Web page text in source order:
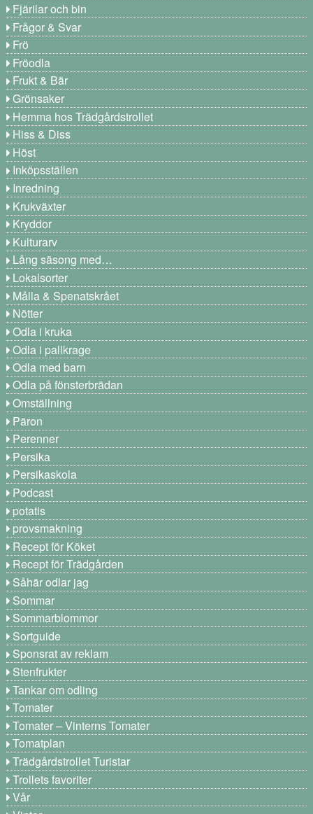
Fjärilar och bin
Frågor & Svar
Frö
Fröodla
Frukt & Bär
Grönsaker
Hemma hos Trädgårdstrollet
Hiss & Diss
Höst
Inköpsställen
Inredning
Krukväxter
Kryddor
Kulturarv
Lång säsong med…
Lokalsorter
Målla & Spenatskrået
Nötter
Odla i kruka
Odla i pallkrage
Odla med barn
Odla på fönsterbrädan
Omställning
Päron
Perenner
Persika
Persikaskola
Podcast
potatis
provsmakning
Recept för Köket
Recept för Trädgården
Såhär odlar jag
Sommar
Sommarblommor
Sortguide
Sponsrat av reklam
Stenfrukter
Tankar om odling
Tomater
Tomater – Vinterns Tomater
Tomatplan
Trädgårdstrollet Turistar
Trollets favoriter
Vår